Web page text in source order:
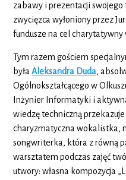
zabawy i prezentacji
zwycięzca wyłoniony przez
fundusze na cel charytatywny
Tym razem gościem
byłaAleksandra Duda,
Ogólnokształcącego w
Inżynier Informatyki i
wiedzę techniczną
charyzmatyczna wokalistka,
songwriterka, która z równą
warsztatem podczas zajęć
utwory: własna kompozycja